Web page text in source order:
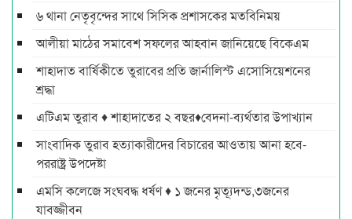
৬ থানা নেতৃবৃন্দের সাথে সিসিক প্রশাসকের মতবিনিময়
আলীয়া মাঠের সমাবেশ সফলের আহবান জানিয়েছে বিকেএম
শাহাদাত বার্ষিকীতে তুরাবের প্রতি জার্নালিস্ট এসোসিয়েশনের
শ্রদ্ধা
এটিএম তুরাব ♦ শাহাদাতের ২ বছর♦বেদনা-ব্যর্থতার উপাখ্যান
সাংবাদিক তুরাব হত্যাকারীদের বিচারের আওতায় আনা হবে-
পররাষ্ট্র উপদেষ্টা
এমসি কলেজে সংঘবদ্ধ ধর্ষণ ♦ ১ জনের মৃত্যূদন্ড,৩জনের
যাবজ্জীবন